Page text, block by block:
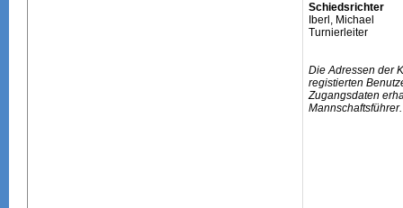
Schiedsrichter
Iberl, Michael
Turnierleiter
Die Adressen der
registierten
Zugangsdaten
Mannschaftsführer.